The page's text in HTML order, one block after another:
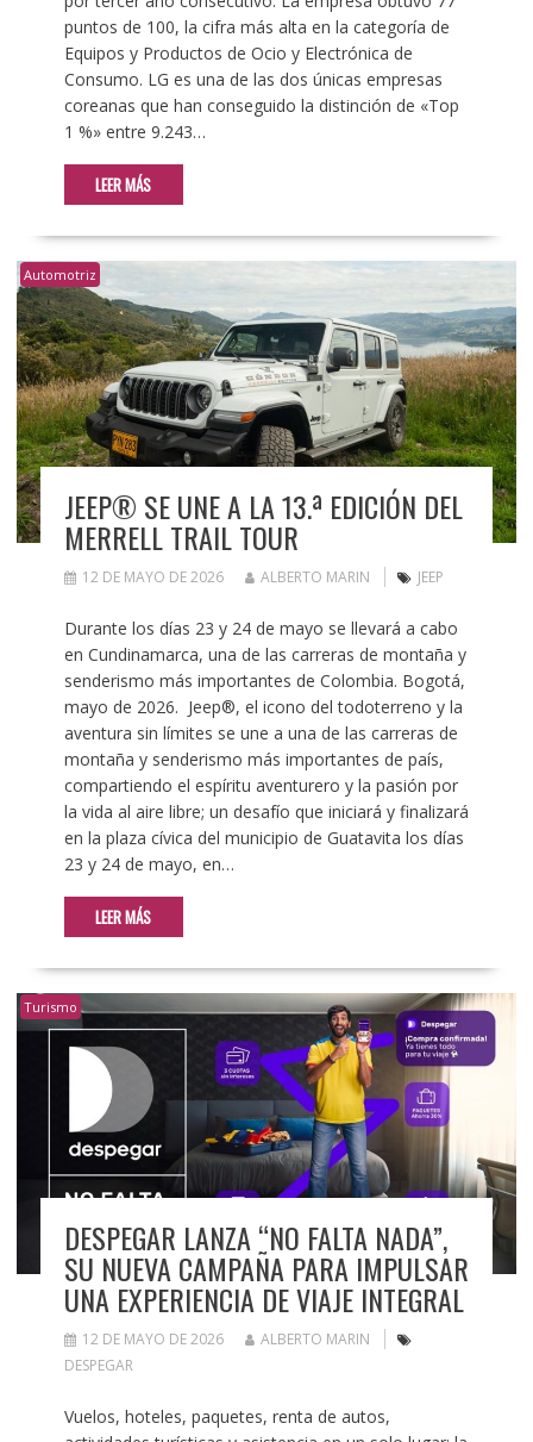
puntos de 100, la cifra más alta en la categoría de
Equipos y Productos de Ocio y Electrónica de
Consumo. LG es una de las dos únicas empresas
coreanas que han conseguido la distinción de «Top
1 %» entre 9.243…
LEER MÁS
Automotriz
JEEP® SE UNE A LA 13.ª EDICIÓN DEL
MERRELL TRAIL TOUR
12 DE MAYO DE 2026 ALBERTO MARIN JEEP
Durante los días 23 y 24 de mayo se llevará a cabo
en Cundinamarca, una de las carreras de montaña y
senderismo más importantes de Colombia. Bogotá,
mayo de 2026. Jeep®, el icono del todoterreno y la
aventura sin límites se une a una de las carreras de
montaña y senderismo más importantes de país,
compartiendo el espíritu aventurero y la pasión por
la vida al aire libre; un desafío que iniciará y finalizará
en la plaza cívica del municipio de Guatavita los días
23 y 24 de mayo, en…
LEER MÁS
Turismo
DESPEGAR LANZA “NO FALTA NADA”,
SU NUEVA CAMPAÑA PARA IMPULSAR
UNA EXPERIENCIA DE VIAJE INTEGRAL
12 DE MAYO DE 2026
ALBERTO MARIN
DESPEGAR
Vuelos, hoteles, paquetes, renta de autos,